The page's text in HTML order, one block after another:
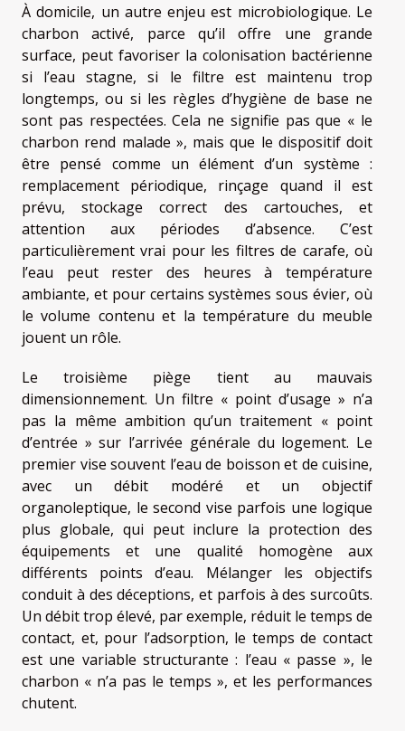
À domicile, un autre enjeu est microbiologique. Le
charbon activé, parce qu’il offre une grande
surface, peut favoriser la colonisation bactérienne
si l’eau stagne, si le filtre est maintenu trop
longtemps, ou si les règles d’hygiène de base ne
sont pas respectées. Cela ne signifie pas que « le
charbon rend malade », mais que le dispositif doit
être pensé comme un élément d’un système :
remplacement périodique, rinçage quand il est
prévu, stockage correct des cartouches, et
attention aux périodes d’absence. C’est
particulièrement vrai pour les filtres de carafe, où
l’eau peut rester des heures à température
ambiante, et pour certains systèmes sous évier, où
le volume contenu et la température du meuble
jouent un rôle.
Le troisième piège tient au mauvais
dimensionnement. Un filtre « point d’usage » n’a
pas la même ambition qu’un traitement « point
d’entrée » sur l’arrivée générale du logement. Le
premier vise souvent l’eau de boisson et de cuisine,
avec un débit modéré et un objectif
organoleptique, le second vise parfois une logique
plus globale, qui peut inclure la protection des
équipements et une qualité homogène aux
différents points d’eau. Mélanger les objectifs
conduit à des déceptions, et parfois à des surcoûts.
Un débit trop élevé, par exemple, réduit le temps de
contact, et, pour l’adsorption, le temps de contact
est une variable structurante : l’eau « passe », le
charbon « n’a pas le temps », et les performances
chutent.